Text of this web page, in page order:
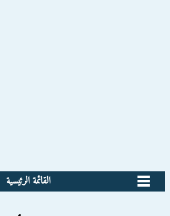
القائمة الرئيسية